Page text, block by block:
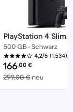
399,00 €
PlayStation 4 Slim
500 GB • Schwarz
4,2/5 (1.534)
Preis des erneuerten
166,00 €
299,00 € neu